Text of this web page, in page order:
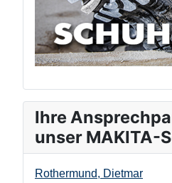
Ihre
unser MAKITA-
Rothermund, Dietmar